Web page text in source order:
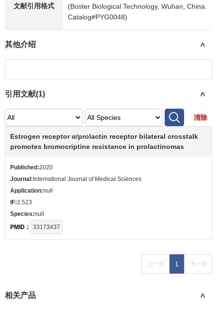
文献引用格式
(Boster Biological Technology, Wuhan, China.
Catalog#PYG0048)
其他介绍 >
引用文献(1) >
清除
Estrogen receptor α/prolactin receptor bilateral crosstalk
promotes bromocriptine resistance in prolactinomas
Published:2020
Journal: International Journal of Medical Sciences
Application:null
IF:2.523
Species:null
PMID：
33173437
上一页 1 下一页
相关产品 >